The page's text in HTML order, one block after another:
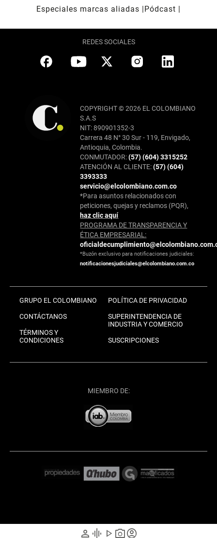
person graphic_eq play_arrow photo_cameraaccount_circle
Especiales marcas aliadas
Pódcast
REDES SOCIALES
COPYRIGHT © 2026 EL COLOMBIANO
S.A.S
NIT: 890901352-3
Carrera 48 N° 30 Sur - 119, Envigado,
Antioquia, Colombia.
CONMUTADOR:(57) (604) 3315252
ATENCIÓN AL CLIENTE:(57) (604)
3393333
servicio@elcolombiano.com.co
*Para asuntos relacionados con
peticiones, quejas y reclamos (PQR),
haz clic aquí
PROGRAMA DE TRANSPARENCIA Y
ÉTICA EMPRESARIAL:
*Buzón exclusivo para notificaciones judiciales:
notificacionesjudiciales@elcolombiano.com.co
GRUPO EL COLOMBIANO
CONTÁCTANOS
TÉRMINOS Y
CONDICIONES
POLÍTICA DE PRIVACIDAD
SUPERINTENDENCIA DE
INDUSTRIA Y COMERCIO
SUSCRIPCIONES
MIEMBRO DE: